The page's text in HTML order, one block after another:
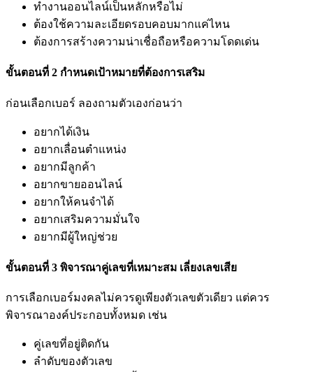
ทำงานออนไลน์เป็นหลักหรือไม่
ต้องใช้ความละเอียดรอบคอบมากแค่ไหน
ต้องการสร้างความน่าเชื่อถือหรือความโดดเด่น
ขั้นตอนที่ 2 กำหนดเป้าหมายที่ต้องการเสริม
ก่อนเลือกเบอร์ ลองถามตัวเองก่อนว่า
อยากได้เงิน
อยากเลื่อนตำแหน่ง
อยากมีลูกค้า
อยากขายออนไลน์
อยากให้คนจำได้
อยากเสริมความมั่นใจ
อยากมีผู้ใหญ่ช่วย
ขั้นตอนที่ 3 พิจารณาคู่เลขที่เหมาะสม เลี่ยงเลขเสีย
การเลือกเบอร์มงคลไม่ควรดูเพียงตัวเลขตัวเดียว แต่ควร
พิจารณาองค์ประกอบทั้งหมด เช่น
คู่เลขที่อยู่ติดกัน
ลำดับของตัวเลข